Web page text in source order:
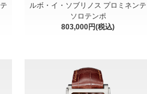
ルボ・イ・ソブリノス プロミネンテ
ソロテンポ
803,000円(税込)